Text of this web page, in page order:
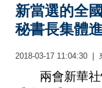
新當選的全
秘書長集體
2018-03-17 11:04:30 |
兩會新華社